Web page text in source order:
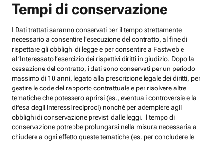
Tempi di conservazione
I Dati trattati saranno conservati per il tempo strettamente
necessario a consentire l’esecuzione del contratto, al fine di
rispettare gli obblighi di legge e per consentire a Fastweb e
all’Interessato l’esercizio dei rispettivi diritti in giudizio. Dopo la
cessazione del contratto, i dati sono conservati per un periodo
massimo di 10 anni, legato alla prescrizione legale dei diritti, per
gestire le code del rapporto contrattuale e per risolvere altre
tematiche che potessero aprirsi (es., eventuali controversie e la
difesa degli interessi reciproci) nonché per adempiere agli
obblighi di conservazione previsti dalle leggi. Il tempo di
conservazione potrebbe prolungarsi nella misura necessaria a
chiudere a ogni effetto queste tematiche (es. per concludere le